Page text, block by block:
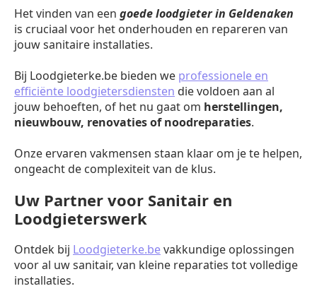
Het vinden van een goede loodgieter in Geldenaken
is cruciaal voor het onderhouden en repareren van
jouw sanitaire installaties.
Bij Loodgieterke.be bieden we professionele en
efficiënte loodgietersdiensten die voldoen aan al
jouw behoeften, of het nu gaat om herstellingen,
nieuwbouw, renovaties of noodreparaties.
Onze ervaren vakmensen staan klaar om je te helpen,
ongeacht de complexiteit van de klus.
Uw Partner voor Sanitair en
Loodgieterswerk
Ontdek bij Loodgieterke.bevakkundige oplossingen
voor al uw sanitair, van kleine reparaties tot volledige
installaties.